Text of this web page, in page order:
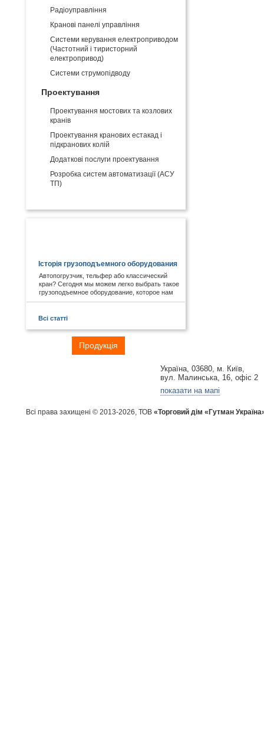
Радіоуправління
Кранові панелі управління
Системи керування електроприводом
(Частотний і тиристорний
електропривод)
Системи струмопідводу
Проектування
Проектування мостових та козлових
кранів
Проектування кранових естакад і
підкранових колій
Додаткові послуги проектування
Розробка систем автоматизації (АСУ
ТП)
Історія грузоподъемного оборудования
Автопогрузчик, тельфер або классический
кран? Сегодня мы можем легко выбрать такое
грузоподъемное оборудование, которое нам
необходимо. А знаете ли Вы, что первые виды
древности. Примером служат известные
гидротехнические объекты Китая.
Всі статті
Продукція
Україна, 03680, м. Київ,
вул. Малинська, 16, офіс 2
показати на мапі
Всі права захищені © 2013-2026, ТОВ «Торговий дім «Гутман